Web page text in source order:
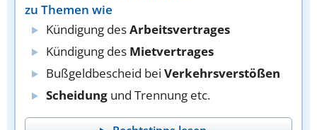
zu Themen wie
Kündigung desArbeitsvertrages
Kündigung des Mietvertrages
Bußgeldbescheid bei Verkehrsverstößen
Scheidung und Trennung etc.